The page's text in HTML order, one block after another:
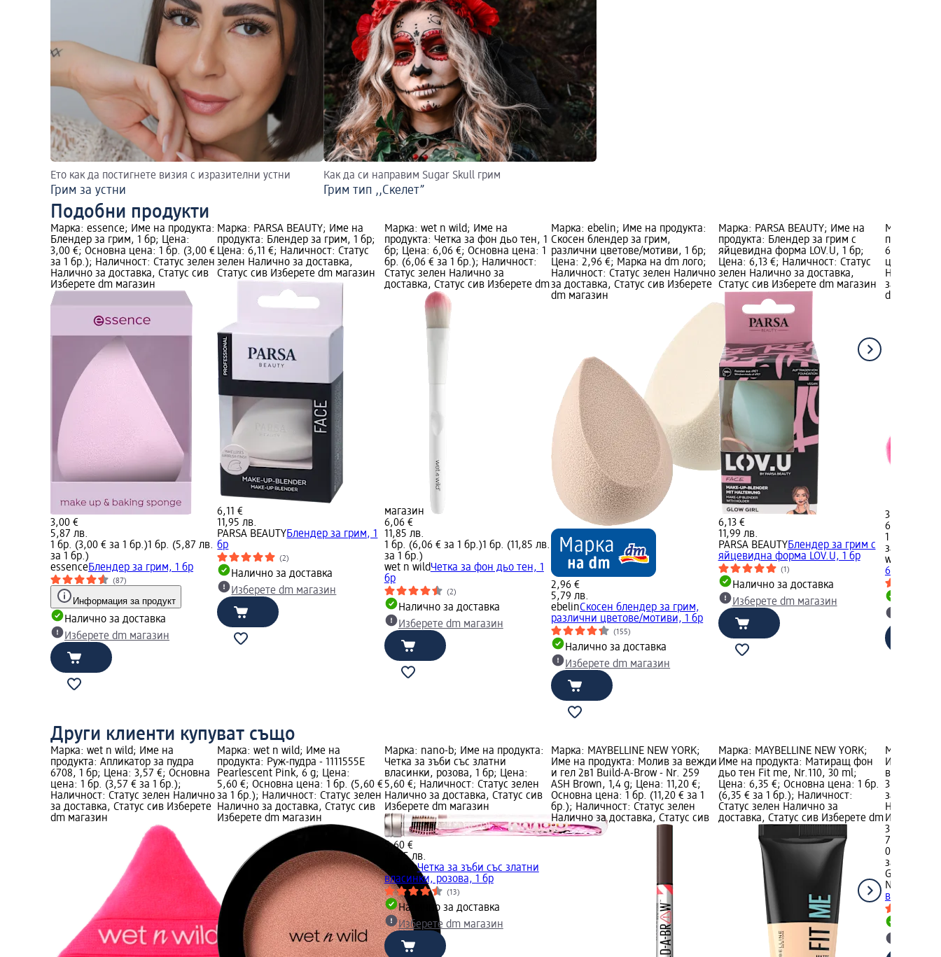
Ето как да постигнете визия с изразителни устни
Грим за устни
Как да си направим Sugar Skull грим
Грим тип ,,Скелет”
Подобни продукти
Марка: essence; Име на продукта:
Блендер за грим, 1 бр; Цена:
3,00 €; Основна цена: 1 бр. (3,00 €
за 1 бр.); Наличност: Статус зелен
Налично за доставка, Статус сив
Изберете dm магазин
3,00 €
5,87 лв.
1 бр. (3,00 € за 1 бр.)1 бр. (5,87 лв.
за 1 бр.)
essenceБлендер за грим, 1 бр
(87)
Информация за продукт
Налично за доставка
Изберете dm магазин
Марка: PARSA BEAUTY; Име на
продукта: Блендер за грим, 1 бр;
Цена: 6,11 €; Наличност: Статус
зелен Налично за доставка,
Статус сив Изберете dm магазин
6,11 €
11,95 лв.
PARSA BEAUTYБлендер за грим, 1
бр
(2)
Налично за доставка
Изберете dm магазин
Марка: wet n wild; Име на
продукта: Четка за фон дьо тен, 1
бр; Цена: 6,06 €; Основна цена: 1
бр. (6,06 € за 1 бр.); Наличност:
Статус зелен Налично за
доставка, Статус сив Изберете dm
магазин
6,06 €
11,85 лв.
1 бр. (6,06 € за 1 бр.)1 бр. (11,85 лв.
за 1 бр.)
wet n wildЧетка за фон дьо тен, 1
бр
(2)
Налично за доставка
Изберете dm магазин
Марка: ebelin; Име на продукта:
Скосен блендер за грим,
различни цветове/мотиви, 1 бр;
Цена: 2,96 €; Марка на dm лого;
Наличност: Статус зелен Налично
за доставка, Статус сив Изберете
dm магазин
2,96 €
5,79 лв.
ebelinСкосен блендер за грим,
различни цветове/мотиви, 1 бр
(155)
Налично за доставка
Изберете dm магазин
Марка: PARSA BEAUTY; Име на
продукта: Блендер за грим с
яйцевидна форма LOV.U, 1 бр;
Цена: 6,13 €; Наличност: Статус
зелен Налично за доставка,
Статус сив Изберете dm магазин
6,13 €
11,99 лв.
PARSA BEAUTYБлендер за грим с
яйцевидна форма LOV.U, 1 бр
(1)
Налично за доставка
Изберете dm магазин
Марка:
продукта:
6708, 1 бр;
цена: 1 бр.
за
dm
3,57 €
6,98 лв.
1 бр. (3,57
за 1 бр.)
wet n wild
6708, 1 бр
Други клиенти купуват също
Марка: wet n wild; Име на
продукта: Апликатор за пудра
6708, 1 бр; Цена: 3,57 €; Основна
цена: 1 бр. (3,57 € за 1 бр.);
Наличност: Статус зелен Налично
за доставка, Статус сив Изберете
dm магазин
Марка: wet n wild; Име на
продукта: Руж-пудра - 1111555E
Pearlescent Pink, 6 g; Цена:
5,60 €; Основна цена: 1 бр. (5,60 €
за 1 бр.); Наличност: Статус зелен
Налично за доставка, Статус сив
Изберете dm магазин
Марка: nano-b; Име на продукта:
Четка за зъби със златни
власинки, розова, 1 бр; Цена:
5,60 €; Наличност: Статус зелен
Налично за доставка, Статус сив
Изберете dm магазин
5,60 €
10,95 лв.
nano-bЧетка за зъби със златни
власинки, розова, 1 бр
(13)
Налично за доставка
Изберете dm магазин
Марка: MAYBELLINE NEW YORK;
Име на продукта: Молив за вежди
и гел 2в1 Build-A-Brow - Nr. 259
ASH Brown, 1,4 g; Цена: 11,20 €;
Основна цена: 1 бр. (11,20 € за 1
бр.); Наличност: Статус зелен
Налично за доставка, Статус сив
Марка: MAYBELLINE NEW YORK;
Име на продукта: Матиращ фон
дьо тен Fit me, Nr.110, 30 ml;
Цена: 6,35 €; Основна цена: 1 бр.
(6,35 € за 1 бр.); Наличност:
Статус зелен Налично за
доставка, Статус сив Изберете dm
Марка:
Име на
вода с
3,90 €;
за 1 L);
Налично
Изберете
3,90 €
7,63 лв.
0,4 L (9,75
за 1 L)
GARNIER
NATURALS
витамин